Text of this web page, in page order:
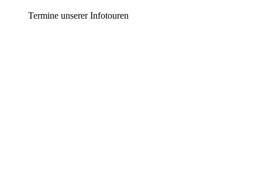
Termine unserer Infotouren